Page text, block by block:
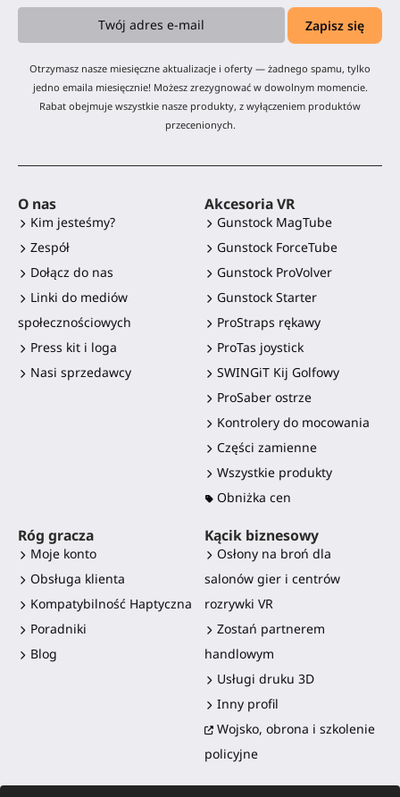
Otrzymasz nasze miesięczne aktualizacje i oferty — żadnego spamu, tylko
jedno emaila miesięcznie! Możesz zrezygnować w dowolnym momencie.
Rabat obejmuje wszystkie nasze produkty, z wyłączeniem produktów
przecenionych.
O nas
Kim jesteśmy?
Zespół
Dołącz do nas
Linki do mediów
społecznościowych
Press kit i loga
Nasi sprzedawcy
Akcesoria VR
Gunstock MagTube
Gunstock ForceTube
Gunstock ProVolver
Gunstock Starter
ProStraps rękawy
ProTas joystick
SWINGiT Kij Golfowy
ProSaber ostrze
Kontrolery do mocowania
Części zamienne
Wszystkie produkty
Obniżka cen
Róg gracza
Moje konto
Obsługa klienta
Kompatybilność Haptyczna
Poradniki
Blog
Kącik biznesowy
Osłony na broń dla
salonów gier i centrów
rozrywki VR
Zostań partnerem
handlowym
Usługi druku 3D
Inny profil
Wojsko, obrona i szkolenie
policyjne